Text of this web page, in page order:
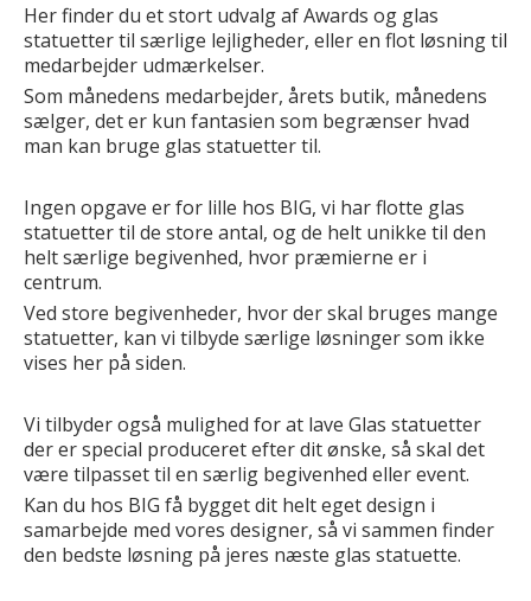
Her finder du et stort udvalg af Awards og glas
statuetter til særlige lejligheder, eller en flot løsning til
medarbejder udmærkelser.
Som månedens medarbejder, årets butik, månedens
sælger, det er kun fantasien som begrænser hvad
man kan bruge glas statuetter til.
Ingen opgave er for lille hos BIG, vi har flotte glas
statuetter til de store antal, og de helt unikke til den
helt særlige begivenhed, hvor præmierne er i
centrum.
Ved store begivenheder, hvor der skal bruges mange
statuetter, kan vi tilbyde særlige løsninger som ikke
vises her på siden.
Vi tilbyder også mulighed for at lave Glas statuetter
der er special produceret efter dit ønske, så skal det
være tilpasset til en særlig begivenhed eller event.
Kan du hos BIG få bygget dit helt eget design i
samarbejde med vores designer, så vi sammen finder
den bedste løsning på jeres næste glas statuette.